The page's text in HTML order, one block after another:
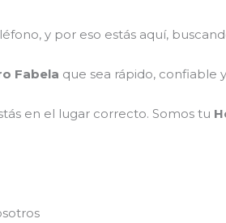
y por eso estás aquí,
Fabela que sea rápido, confiable
en el lugar correcto. Somos tu